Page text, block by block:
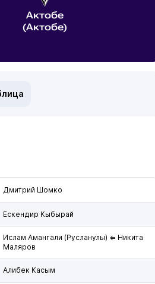
Актобе
(Актобе)
Дмитрий Шомко
Ескендир Кыбырай
Ислам Амангали (Русланулы) ⇐ Никита
Маляров
Алибек Касым